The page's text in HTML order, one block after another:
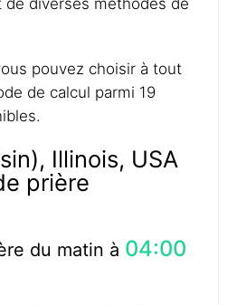
de diverses méthodes de
pouvez choisir à tout
de calcul parmi 19
Illinois, USA
prière
du matin à 04:00